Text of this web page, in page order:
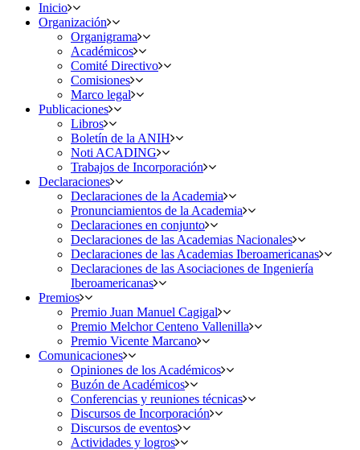
Inicio
Organización
Organigrama
Académicos
Comité Directivo
Comisiones
Marco legal
Publicaciones
Libros
Boletín de la ANIH
Noti ACADING
Trabajos de Incorporación
Declaraciones
Declaraciones de la Academia
Pronunciamientos de la Academia
Declaraciones en conjunto
Declaraciones de las Academias Nacionales
Declaraciones de las Academias Iberoamericanas
Declaraciones de las Asociaciones de Ingeniería
Iberoamericanas
Premios
Premio Juan Manuel Cagigal
Premio Melchor Centeno Vallenilla
Premio Vicente Marcano
Comunicaciones
Opiniones de los Académicos
Buzón de Académicos
Conferencias y reuniones técnicas
Discursos de Incorporación
Discursos de eventos
Actividades y logros